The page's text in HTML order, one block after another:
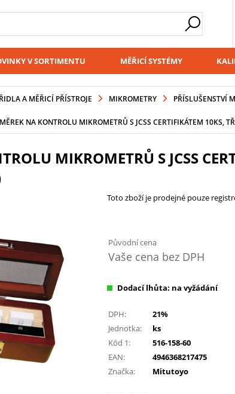
V SORTIMENTU MĚŘICÍ SYSTÉMY
A MĚŘICÍ PŘÍSTROJE MIKROMETRY PŘÍSLUŠENSTVÍ
NA KONTROLU MIKROMETRŮ S JCSS CERTIFIKÁTEM 10KS,
MIKROMETRŮ S JCSS
Toto zboží je prodejné pouze
Původní cena
Vaše cena bez DPH
Dodací lhůta: na vyžádání
DPH:
21%
Jednotka:
ks
Kód 1:
516-158-60
EAN:
4946368217475
Značka:
Mitutoyo